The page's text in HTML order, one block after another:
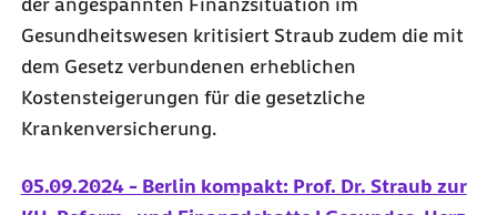
Gesundheitswesen kritisiert Straub zudem die mit
dem Gesetz verbundenen erheblichen
Kostensteigerungen für die gesetzliche
Krankenversicherung.
05.09.2024 - Berlin kompakt: Prof. Dr. Straub zur